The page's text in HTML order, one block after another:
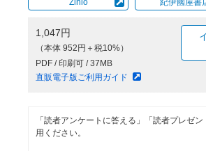
Zinio 紀伊國屋書
1,047円
（本体 952円＋税10%）
PDF / 印刷可 / 37MB
直販電子版ご利用ガイド
「読者アンケートに答える」「読者プレゼ
用ください。